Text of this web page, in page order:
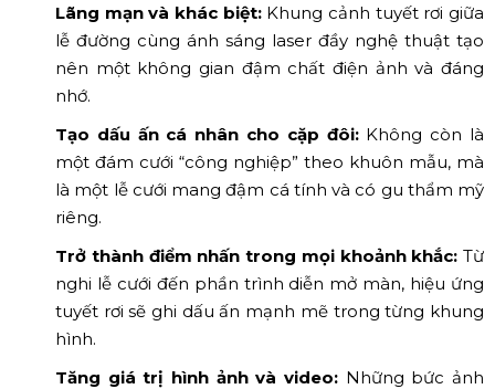
Lãng mạn và khác biệt:Khung cảnh tuyết rơi giữa
lễ đường cùng ánh sáng laser đầy nghệ thuật tạo
nên một không gian đậm chất điện ảnh và đáng
nhớ.
Tạo dấu ấn cá nhân cho cặp đôi:Không còn là
một đám cưới “công nghiệp” theo khuôn mẫu, mà
là một lễ cưới mang đậm cá tính và có gu thẩm mỹ
riêng.
Trở thành điểm nhấn trong mọi khoảnh khắc: Từ
nghi lễ cưới đến phần trình diễn mở màn, hiệu ứng
tuyết rơi sẽ ghi dấu ấn mạnh mẽ trong từng khung
hình.
Tăng giá trị hình ảnh và video: Những bức ảnh